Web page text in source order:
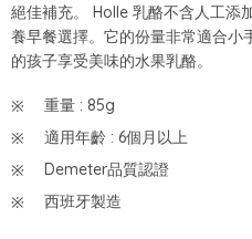
絕佳補充。 Holle 乳酪不含人工添
養早餐選擇。它的份量非常適合小
的孩子享受美味的水果乳酪。
重量 : 85g
適用年齡 : 6個月以上
Demeter品質認證
西班牙製造